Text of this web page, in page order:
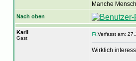
Manche
Nach oben
Karli
Gast
Verfasst am:
Wirklich